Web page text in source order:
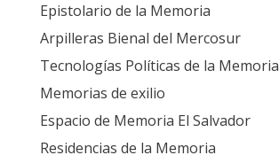
Epistolario de la Memoria
Arpilleras Bienal del Mercosur
Tecnologías Políticas de la Memoria
Memorias de exilio
Espacio de Memoria El Salvador
Residencias de la Memoria